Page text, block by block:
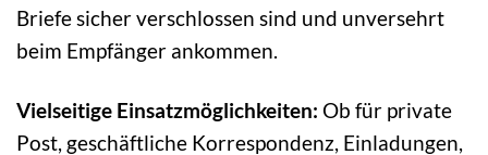
Briefe sicher verschlossen sind und unversehrt
beim Empfänger ankommen.
Vielseitige Einsatzmöglichkeiten: Ob für private
Post, geschäftliche Korrespondenz, Einladungen,